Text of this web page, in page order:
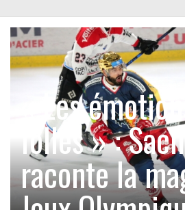
« Les
folles » :
raconte la